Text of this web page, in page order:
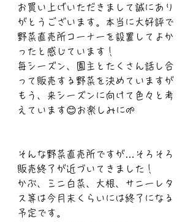
お買い上げいただきまして誠にあり
がとうございます。本当に大好評で
野菜直売所コーナーを設置してよか
ったと感じています！
毎シーズン、園主とたくさん話し合
って販売する野菜を決めていますが
もう、来シーズンに向けて色々と考
えています😊お楽しみに🌱
そんな野菜直売所ですが…そろそろ
販売終了が近づいてきました！
かぶ、ミニ白菜、大根、サニーレタ
ス等は今月末くらいには終了になる
予定です。